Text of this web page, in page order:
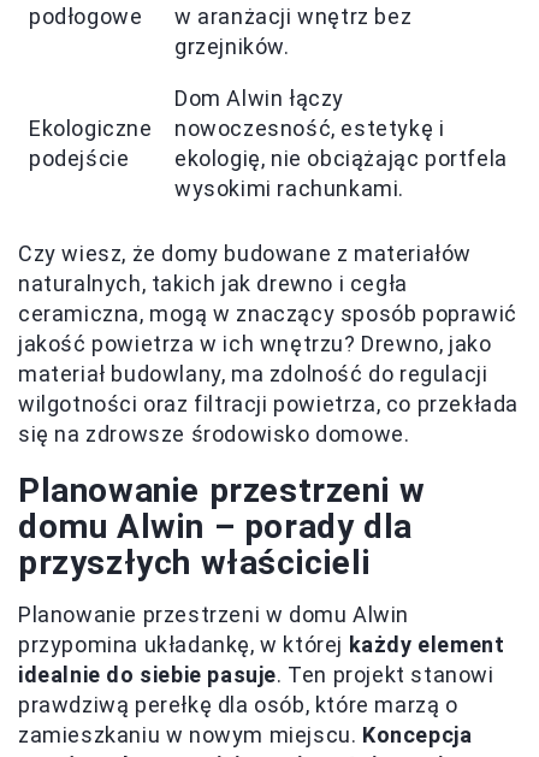
podłogowe
w aranżacji wnętrz bez
grzejników.
Ekologiczne
podejście
Dom Alwin łączy
nowoczesność, estetykę i
ekologię, nie obciążając portfela
wysokimi rachunkami.
Czy wiesz, że domy budowane z materiałów
naturalnych, takich jak drewno i cegła
ceramiczna, mogą w znaczący sposób poprawić
jakość powietrza w ich wnętrzu? Drewno, jako
materiał budowlany, ma zdolność do regulacji
wilgotności oraz filtracji powietrza, co przekłada
się na zdrowsze środowisko domowe.
Planowanie przestrzeni w
domu Alwin – porady dla
przyszłych właścicieli
Planowanie przestrzeni w domu Alwin
przypomina układankę, w której każdy element
idealnie do siebie pasuje. Ten projekt stanowi
prawdziwą perełkę dla osób, które marzą o
zamieszkaniu w nowym miejscu. Koncepcja